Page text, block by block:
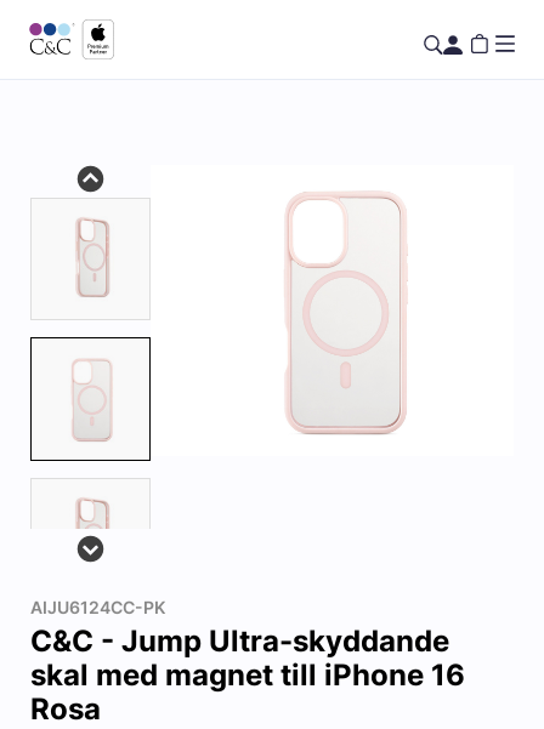
AIJU6124CC-PK
C&C - Jump Ultra-skyddande
skal med magnet till iPhone 16
Rosa